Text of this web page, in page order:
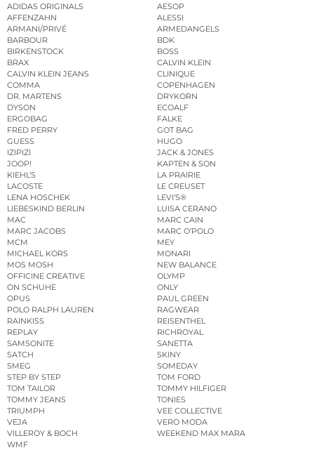
ADIDAS ORIGINALS
AESOP
AFFENZAHN
ALESSI
ARMANI/PRIVÉ
ARMEDANGELS
BARBOUR
BDK
BIRKENSTOCK
BOSS
BRAX
CALVIN KLEIN
CALVIN KLEIN JEANS
CLINIQUE
COMMA
COPENHAGEN
DR. MARTENS
DRYKORN
DYSON
ECOALF
ERGOBAG
FALKE
FRED PERRY
GOT BAG
GUESS
HUGO
IZIPIZI
JACK & JONES
JOOP!
KAPTEN & SON
KIEHL’S
LA PRAIRIE
LACOSTE
LE CREUSET
LENA HOSCHEK
LEVI’S®
LIEBESKIND BERLIN
LUISA CERANO
MAC
MARC CAIN
MARC JACOBS
MARC O’POLO
MCM
MEY
MICHAEL KORS
MONARI
MOS MOSH
NEW BALANCE
OFFICINE CREATIVE
OLYMP
ON SCHUHE
ONLY
OPUS
PAUL GREEN
POLO RALPH LAUREN
RAGWEAR
RAINKISS
REISENTHEL
REPLAY
RICHROYAL
SAMSONITE
SANETTA
SATCH
SKINY
SMEG
SOMEDAY
STEP BY STEP
TOM FORD
TOM TAILOR
TOMMY HILFIGER
TOMMY JEANS
TONIES
TRIUMPH
VEE COLLECTIVE
VEJA
VERO MODA
VILLEROY & BOCH
WEEKEND MAX MARA
WMF